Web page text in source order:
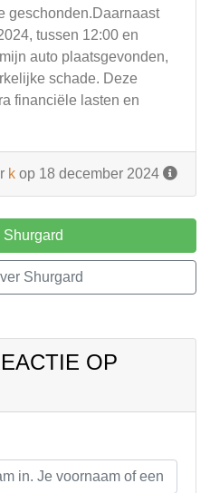
geschonden.Daarnaast
tussen 12:00 en
auto plaatsgevonden,
schade. Deze
financiële lasten en
k op 18 december 2024
Shurgard
Shurgard
OP